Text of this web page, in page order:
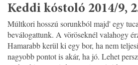
Keddi kóstoló 2014/9,
Múltkori hosszú sorunkból majd' egy
beválogattunk. A vöröseknél valahogy
Hamarabb kerül ki egy bor, ha nem
nagyobb pontot is akár, ha jó. Lehet